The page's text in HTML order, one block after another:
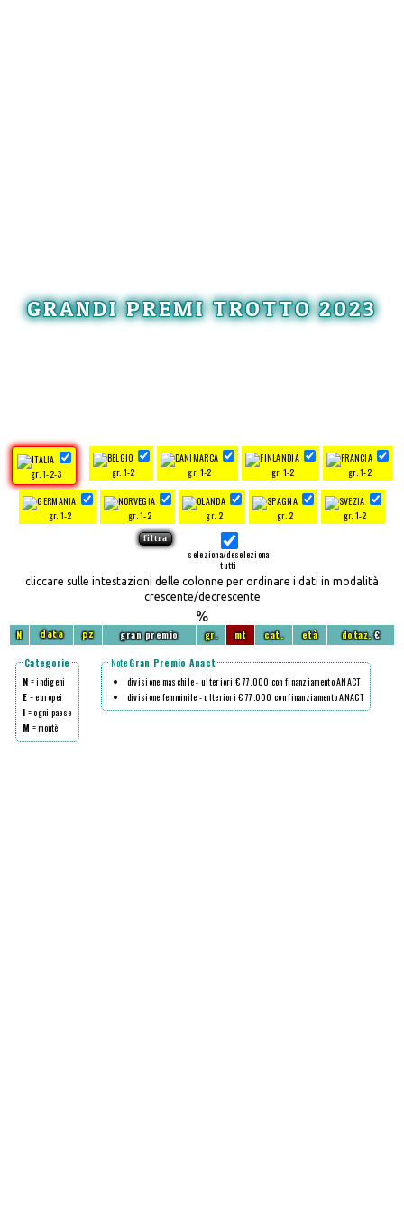
GRANDI PREMI TROTTO 2023
gr. 1-2-3 gr. 1-2 gr. 1-2 gr. 1-2 gr. 1-2
gr. 1-2 gr. 1-2 gr. 2 gr. 2 gr. 1-2
seleziona/deseleziona
tutti
cliccare sulle intestazioni delle colonne per ordinare i dati in modalità
crescente/decrescente
%
N data pz gran premio gr. mt cat. età dotaz.€
Categorie
N = indigeni
E = europei
I = ogni paese
M = montè
Note Gran Premio Anact
divisione maschile - ulteriori € 77.000 con finanziamento ANACT
divisione femminile - ulteriori € 77.000 con finanziamento ANACT